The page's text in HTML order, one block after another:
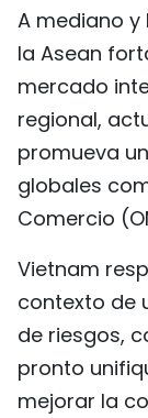
A mediano y
la Asean
mercado
regional,
promueva
globales
Comercio
Vietnam
contexto de
de riesgos,
pronto
mejorar la